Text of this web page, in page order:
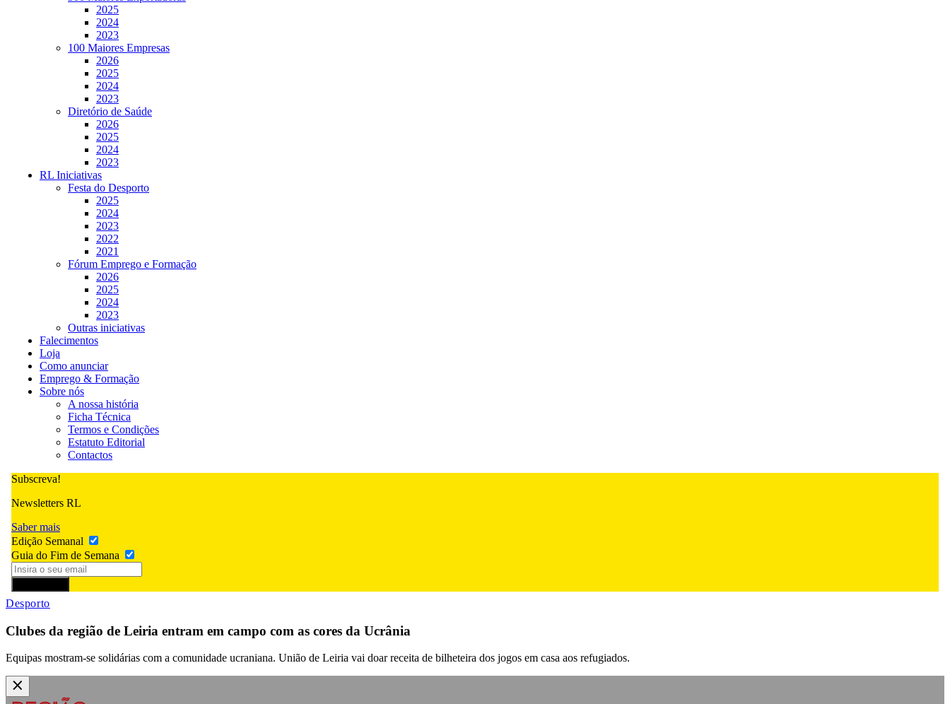
2025
2024
2023
100 Maiores Empresas
2026
2025
2024
2023
Diretório de Saúde
2026
2025
2024
2023
RL Iniciativas
Festa do Desporto
2025
2024
2023
2022
2021
Fórum Emprego e Formação
2026
2025
2024
2023
Outras iniciativas
Falecimentos
Loja
Como anunciar
Emprego & Formação
Sobre nós
A nossa história
Ficha Técnica
Termos e Condições
Estatuto Editorial
Contactos
Subscreva!
Newsletters RL
Saber mais
Edição Semanal
Guia do Fim de Semana
Desporto
Clubes da região de Leiria entram em campo com as cores da Ucrânia
Equipas mostram-se solidárias com a comunidade ucraniana. União de Leiria vai doar receita de bilheteira dos jogos em casa aos refugiados.